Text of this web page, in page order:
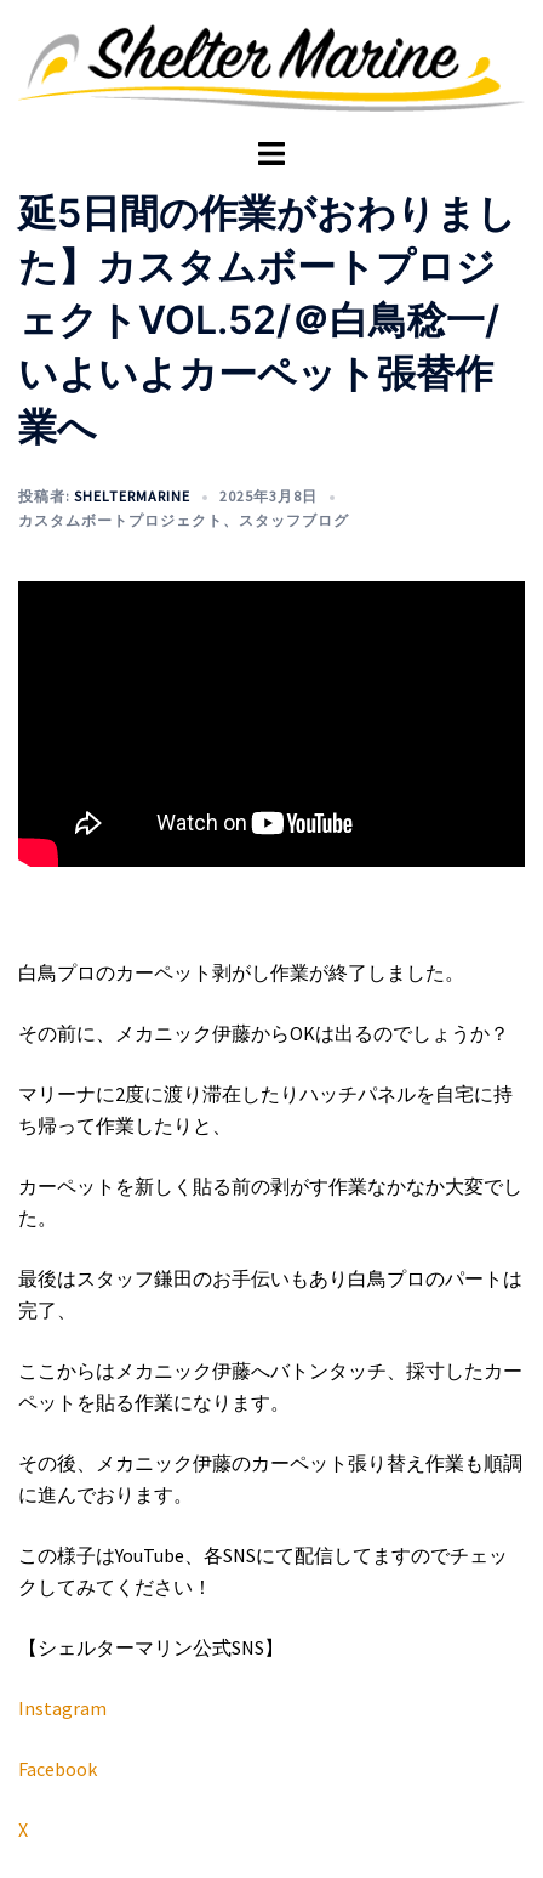
キ
ト
ル
メ
ニ
ュ
ー
延5日間の作業がおわりまし
た】カスタムボートプロジ
ェクトVOL.52/＠白鳥稔一/
いよいよカーペット張替作
業へ
投稿者: SHELTERMARINE
2025年3月8日
カスタムボートプロジェクト 、 スタッフブログ
白鳥プロのカーペット剥がし作業が終了しました。
その前に、メカニック伊藤からOKは出るのでしょうか？
マリーナに2度に渡り滞在したりハッチパネルを自宅に持
ち帰って作業したりと、
カーペットを新しく貼る前の剥がす作業なかなか大変でし
た。
最後はスタッフ鎌田のお手伝いもあり白鳥プロのパートは
完了、
ここからはメカニック伊藤へバトンタッチ、採寸したカー
ペットを貼る作業になります。
その後、メカニック伊藤のカーペット張り替え作業も順調
に進んでおります。
この様子はYouTube、各SNSにて配信してますのでチェッ
クしてみてください！
【シェルターマリン公式SNS】
Instagram
Facebook
X